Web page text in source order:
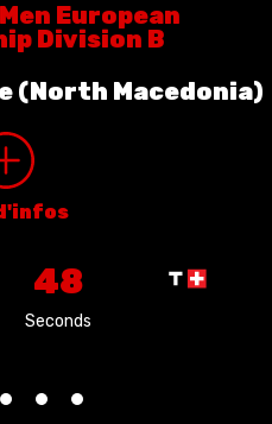
European
Division B
(North Macedonia)
47
Seconds